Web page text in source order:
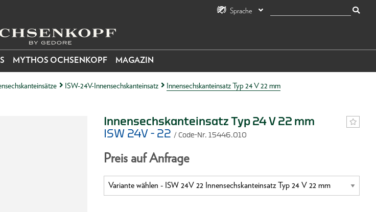
Sprache
MYTHOS OCHSENKOPF MAGAZIN
ISW-24V-Innensechskanteinsatz Innensechskanteinsatz Typ 24 V 22 mm
Innensechskanteinsatz Typ 24 V 22 mm
ISW 24V - 22 / Code-Nr. 15446.010
Preis auf Anfrage